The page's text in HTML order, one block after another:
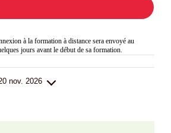
à la formation à distance sera envoyé au
jours avant le début de sa formation.
nov. 2026